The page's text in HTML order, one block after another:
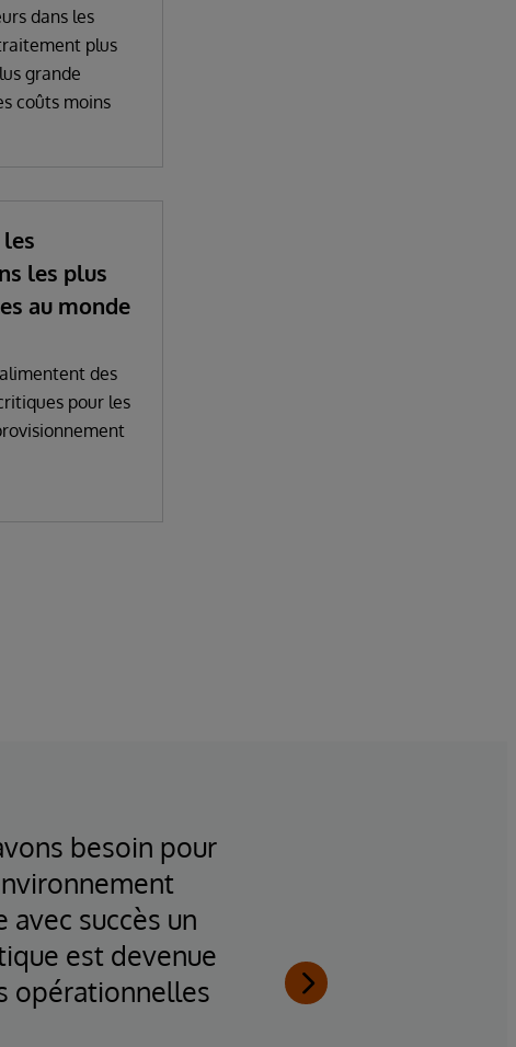
dans les
plus
grande
coûts moins
les plus
au monde
des
pour les
besoin pour
succès un
est devenue
opérationnelles